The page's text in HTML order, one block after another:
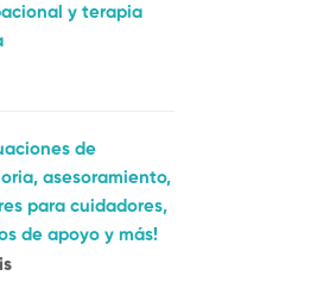
y terapia
de
asesoramiento,
para cuidadores,
de apoyo y más!